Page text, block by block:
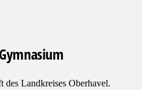
des Landkreises Oberhavel.